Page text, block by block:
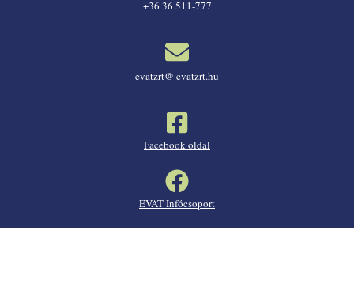
+36 36 511-777
evatzrt@ evatzrt.hu
Facebook oldal
EVAT Infócsoport